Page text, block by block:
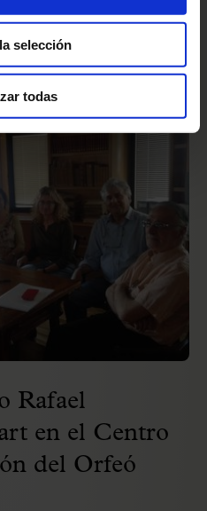
selección
todas
Rafael
en el Centro
del Orfeó